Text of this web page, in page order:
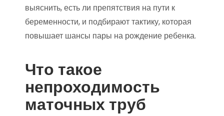
выяснить, есть ли препятствия на пути к
беременности, и подбирают тактику, которая
повышает шансы пары на рождение ребенка.
Что такое
непроходимость
маточных труб